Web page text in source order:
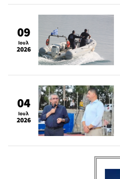
09
Ιουλ
2026
04
Ιουλ
2026